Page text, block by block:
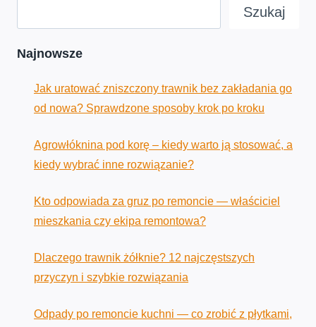
Szukaj
Najnowsze
Jak uratować zniszczony trawnik bez zakładania go
od nowa? Sprawdzone sposoby krok po kroku
Agrowłóknina pod korę – kiedy warto ją stosować, a
kiedy wybrać inne rozwiązanie?
Kto odpowiada za gruz po remoncie — właściciel
mieszkania czy ekipa remontowa?
Dlaczego trawnik żółknie? 12 najczęstszych
przyczyn i szybkie rozwiązania
Odpady po remoncie kuchni — co zrobić z płytkami,